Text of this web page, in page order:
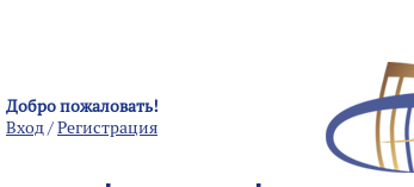
Добро пожаловать!
Вход/Pегистрация